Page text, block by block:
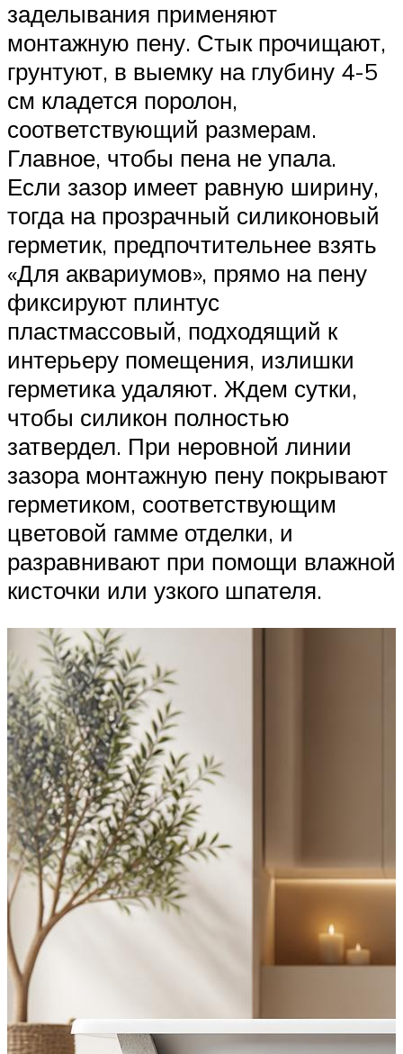
заделывания применяют
монтажную пену. Стык прочищают,
грунтуют, в выемку на глубину 4-5
см кладется поролон,
соответствующий размерам.
Главное, чтобы пена не упала.
Если зазор имеет равную ширину,
тогда на прозрачный силиконовый
герметик, предпочтительнее взять
«Для аквариумов», прямо на пену
фиксируют плинтус
пластмассовый, подходящий к
интерьеру помещения, излишки
герметика удаляют. Ждем сутки,
чтобы силикон полностью
затвердел. При неровной линии
зазора монтажную пену покрывают
герметиком, соответствующим
цветовой гамме отделки, и
разравнивают при помощи влажной
кисточки или узкого шпателя.